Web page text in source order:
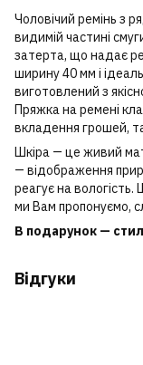
Чоловічий ремінь з
видимій частині
затерта, що надає
ширину 40 мм і
виготовлений з
Пряжка на ремені
вкладення грошей,
Шкіра ― це живий
― відображення
реагує на
ми Вам пропонуємо,
В подарунок —
Відгуки